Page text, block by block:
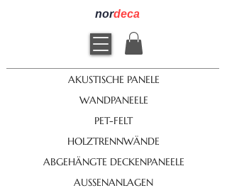
nordeca
AKUSTISCHE PANELE
WANDPANEELE
PET-FELT
HOLZTRENNWÄNDE
ABGEHÄNGTE DECKENPANEELE
AUSSENANLAGEN